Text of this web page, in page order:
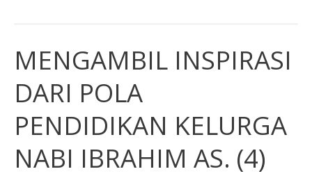
MENGAMBIL INSPIRASI
DARI POLA
PENDIDIKAN KELURGA
NABI IBRAHIM AS. (4)
MENGAMBIL
INSPIRASI
DARI
POLA
PENDIDIKAN
KELURGA
NABI